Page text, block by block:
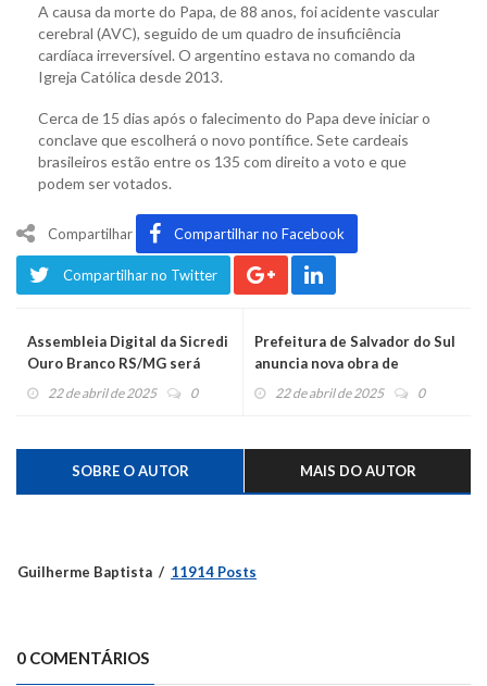
A causa da morte do Papa, de 88 anos, foi acidente vascular
cerebral (AVC), seguido de um quadro de insuficiência
cardíaca irreversível. O argentino estava no comando da
Igreja Católica desde 2013.
Cerca de 15 dias após o falecimento do Papa deve iniciar o
conclave que escolherá o novo pontífice. Sete cardeais
brasileiros estão entre os 135 com direito a voto e que
podem ser votados.
Compartilhar Compartilhar no Facebook
Compartilhar no Twitter
Assembleia Digital da Sicredi
Ouro Branco RS/MG será
nesta quarta-feira
22 de abril de 2025 0
Prefeitura de Salvador do Sul
anuncia nova obra de
reconstrução em Júlio de
22 de abril de 2025 0
SOBRE O AUTOR MAIS DO AUTOR
Guilherme Baptista 11914 Posts
0 COMENTÁRIOS